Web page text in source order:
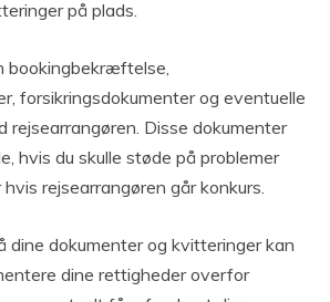
på plads.
bookingbekræftelse,
forsikringsdokumenter og eventuelle
rejsearrangøren. Disse dokumenter
hvis du skulle støde på problemer
rejsearrangøren går konkurs.
dine dokumenter og kvitteringer kan
dine rettigheder overfor